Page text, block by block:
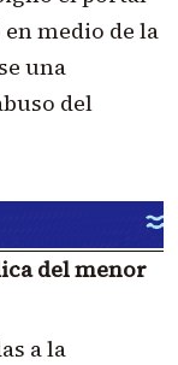
medio de la
una
del
del menor
a la